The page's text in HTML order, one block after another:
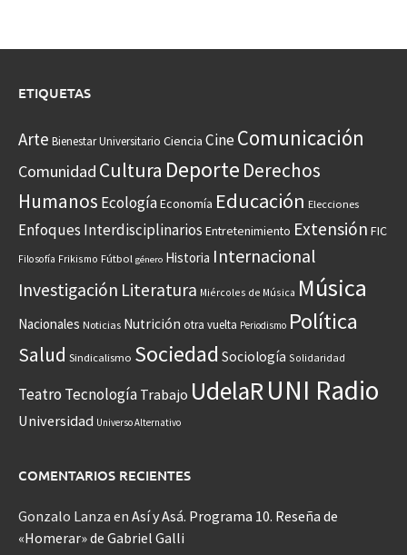
ETIQUETAS
Arte Bienestar Universitario Ciencia CineComunicación
Comunidad Cultura Deporte Derechos
Humanos EcologíaEconomía Educación Elecciones
Enfoques Interdisciplinarios Entretenimiento Extensión FIC
Filosofía Frikismo Fútbol género Historia Internacional
Investigación Literatura Miércoles de Música Música
Nacionales Noticias Nutrición otra vuelta Periodismo Política
Salud Sindicalismo Sociedad Sociología Solidaridad
Teatro Tecnología Trabajo UdelaRUNI Radio
Universidad Universo Alternativo
COMENTARIOS RECIENTES
Gonzalo Lanza en Así y Asá. Programa 10. Reseña de
«Homerar» de Gabriel Galli